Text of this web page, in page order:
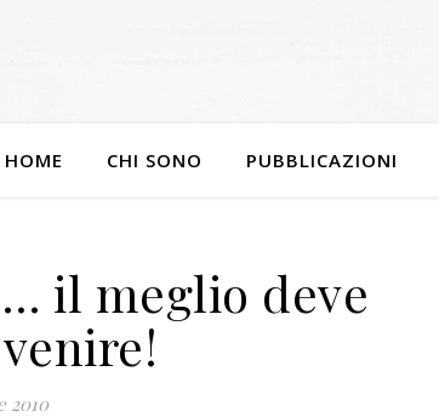
HOME CHI SONO PUBBLICAZIONI
il meglio deve
2010